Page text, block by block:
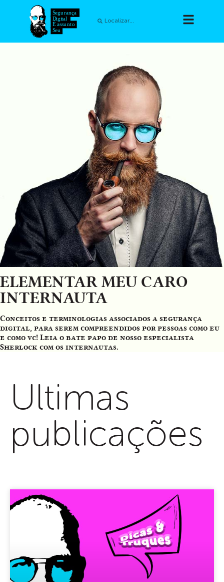
ELEMENTAR MEU CARO
INTERNAUTA
Conceitos e terminologias associados a segurança
digital, para serem compreendidos por pessoas como eu
e como vc! Leia o bate papo de nosso especialista
Sherlock com os internautas.
Ultimas
publicações